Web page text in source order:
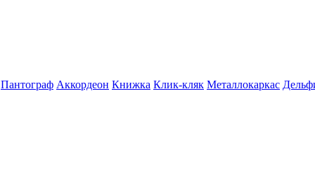
Пантограф Аккордеон Книжка Клик-кляк Металлокаркас